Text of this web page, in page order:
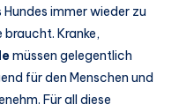
immer wieder zu
braucht. Kranke,
müssen gelegentlich
für den Menschen und
Für all diese